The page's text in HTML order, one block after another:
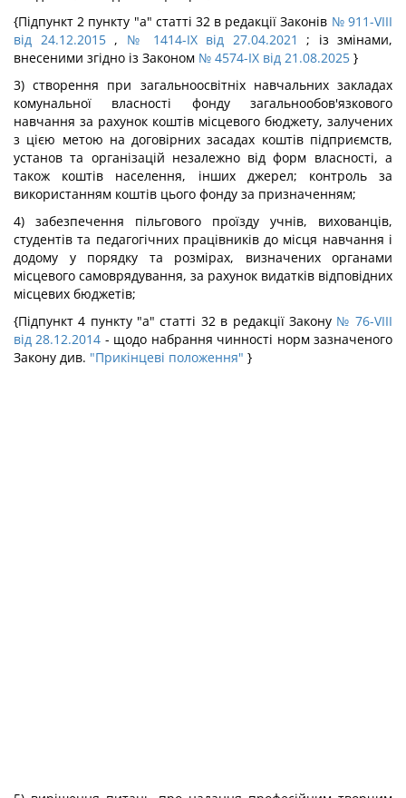
{Підпункт 2 пункту "а" статті 32 в редакції Законів № 911-VIII
від 24.12.2015, № 1414-IX від 27.04.2021
; із змінами,
внесеними згідно із Законом № 4574-IX від 21.08.2025 }
3) створення при загальноосвітніх навчальних закладах
комунальної власності фонду загальнообов'язкового
навчання за рахунок коштів місцевого бюджету, залучених
з цією метою на договірних засадах коштів підприємств,
установ та організацій незалежно від форм власності, а
також коштів населення, інших джерел; контроль за
використанням коштів цього фонду за призначенням;
4) забезпечення пільгового проїзду учнів, вихованців,
студентів та педагогічних працівників до місця навчання і
додому у порядку та розмірах, визначених органами
місцевого самоврядування, за рахунок видатків відповідних
місцевих бюджетів;
{Підпункт 4 пункту "а" статті 32 в редакції Закону № 76-VIII
від 28.12.2014 - щодо набрання чинності норм зазначеного
Закону див. "Прикінцеві положення" }